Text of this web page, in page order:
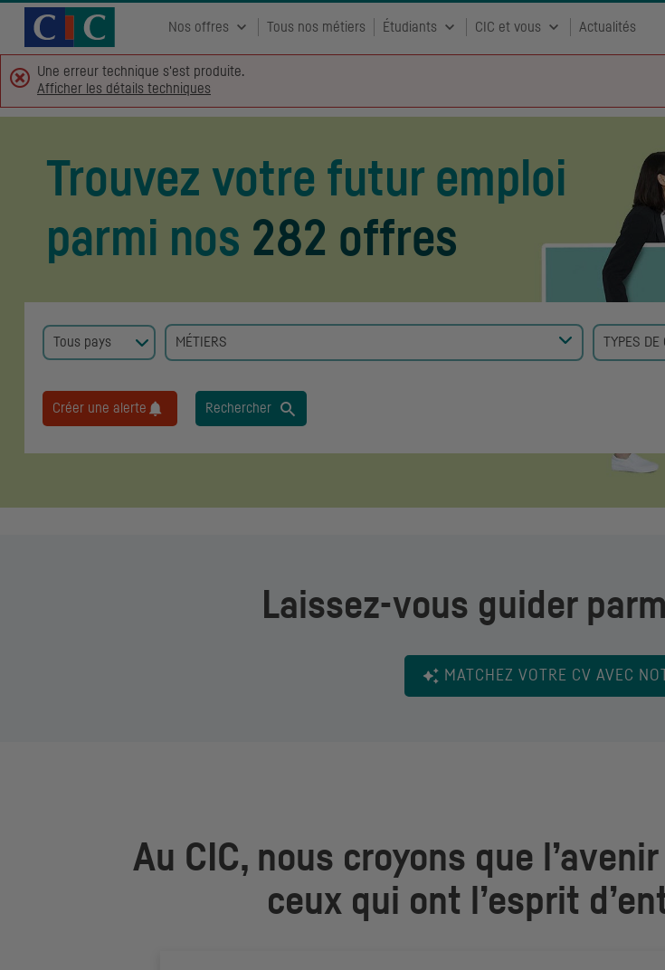
Accueil CIC Recrutement
Nos offres Tous nos métiers Étudiants CIC et vous Actualités
Une erreur technique s'est produite.
Afficher les détails techniques
Trouvez votre futur emploi
parmi nos 282 offres
MÉTIERS
TYPES DE
Créer une alerte Rechercher
Laissez-vous guider
MATCHEZ VOTRE CV AVEC
Au CIC, nous croyons que
ceux qui ont l’esprit